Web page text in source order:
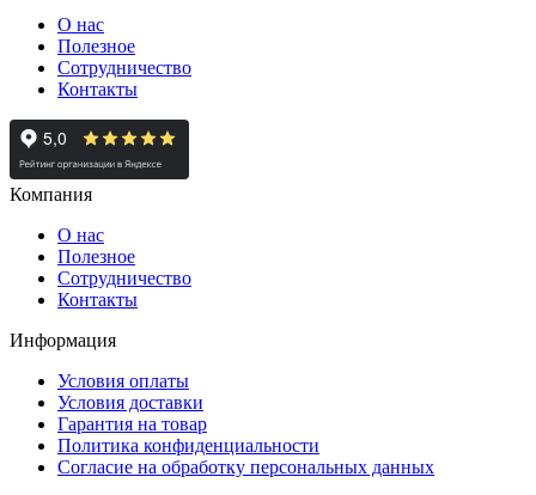
О нас
Полезное
Сотрудничество
Контакты
Компания
О нас
Полезное
Сотрудничество
Контакты
Информация
Условия оплаты
Условия доставки
Гарантия на товар
Политика конфиденциальности
Согласие на обработку персональных данных